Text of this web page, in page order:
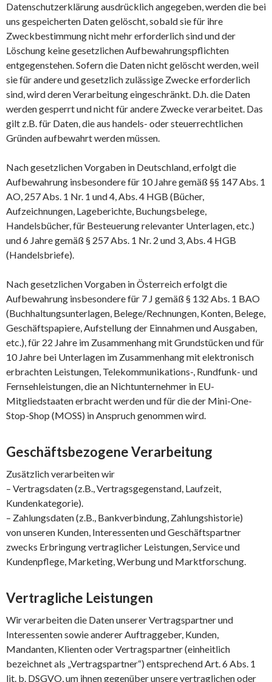
Datenschutzerklärung ausdrücklich angegeben, werden die bei
uns gespeicherten Daten gelöscht, sobald sie für ihre
Zweckbestimmung nicht mehr erforderlich sind und der
Löschung keine gesetzlichen Aufbewahrungspflichten
entgegenstehen. Sofern die Daten nicht gelöscht werden, weil
sie für andere und gesetzlich zulässige Zwecke erforderlich
sind, wird deren Verarbeitung eingeschränkt. D.h. die Daten
werden gesperrt und nicht für andere Zwecke verarbeitet. Das
gilt z.B. für Daten, die aus handels- oder steuerrechtlichen
Gründen aufbewahrt werden müssen.
Nach gesetzlichen Vorgaben in Deutschland, erfolgt die
Aufbewahrung insbesondere für 10 Jahre gemäß §§ 147 Abs. 1
AO, 257 Abs. 1 Nr. 1 und 4, Abs. 4 HGB (Bücher,
Aufzeichnungen, Lageberichte, Buchungsbelege,
Handelsbücher, für Besteuerung relevanter Unterlagen, etc.)
und 6 Jahre gemäß § 257 Abs. 1 Nr. 2 und 3, Abs. 4 HGB
(Handelsbriefe).
Nach gesetzlichen Vorgaben in Österreich erfolgt die
Aufbewahrung insbesondere für 7 J gemäß § 132 Abs. 1 BAO
(Buchhaltungsunterlagen, Belege/Rechnungen, Konten, Belege,
Geschäftspapiere, Aufstellung der Einnahmen und Ausgaben,
etc.), für 22 Jahre im Zusammenhang mit Grundstücken und für
10 Jahre bei Unterlagen im Zusammenhang mit elektronisch
erbrachten Leistungen, Telekommunikations-, Rundfunk- und
Fernsehleistungen, die an Nichtunternehmer in EU-
Mitgliedstaaten erbracht werden und für die der Mini-One-
Stop-Shop (MOSS) in Anspruch genommen wird.
Geschäftsbezogene Verarbeitung
Zusätzlich verarbeiten wir
– Vertragsdaten (z.B., Vertragsgegenstand, Laufzeit,
Kundenkategorie).
– Zahlungsdaten (z.B., Bankverbindung, Zahlungshistorie)
von unseren Kunden, Interessenten und Geschäftspartner
zwecks Erbringung vertraglicher Leistungen, Service und
Kundenpflege, Marketing, Werbung und Marktforschung.
Vertragliche Leistungen
Wir verarbeiten die Daten unserer Vertragspartner und
Interessenten sowie anderer Auftraggeber, Kunden,
Mandanten, Klienten oder Vertragspartner (einheitlich
bezeichnet als „Vertragspartner“) entsprechend Art. 6 Abs. 1
lit. b. DSGVO, um ihnen gegenüber unsere vertraglichen oder